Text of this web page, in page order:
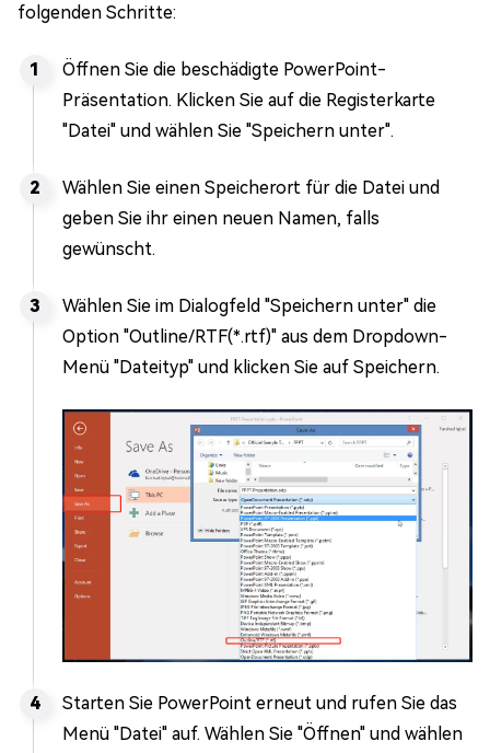
folgenden Schritte:
Öffnen Sie die beschädigte PowerPoint-
Präsentation. Klicken Sie auf die Registerkarte
"Datei" und wählen Sie "Speichern unter".
Wählen Sie einen Speicherort für die Datei und
geben Sie ihr einen neuen Namen, falls
gewünscht.
Wählen Sie im Dialogfeld "Speichern unter" die
Option "Outline/RTF(*.rtf)" aus dem Dropdown-
Menü "Dateityp" und klicken Sie auf Speichern.
Starten Sie PowerPoint erneut und rufen Sie das
Menü "Datei" auf. Wählen Sie "Öffnen" und wählen